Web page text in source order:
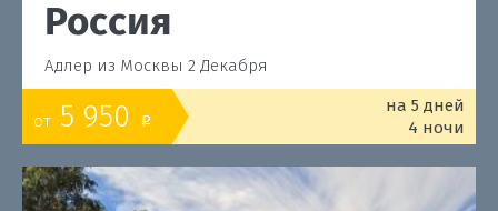
Россия
Адлер из Москвы 2 Декабря
от 5 950 o
на 5 дней
4 ночи